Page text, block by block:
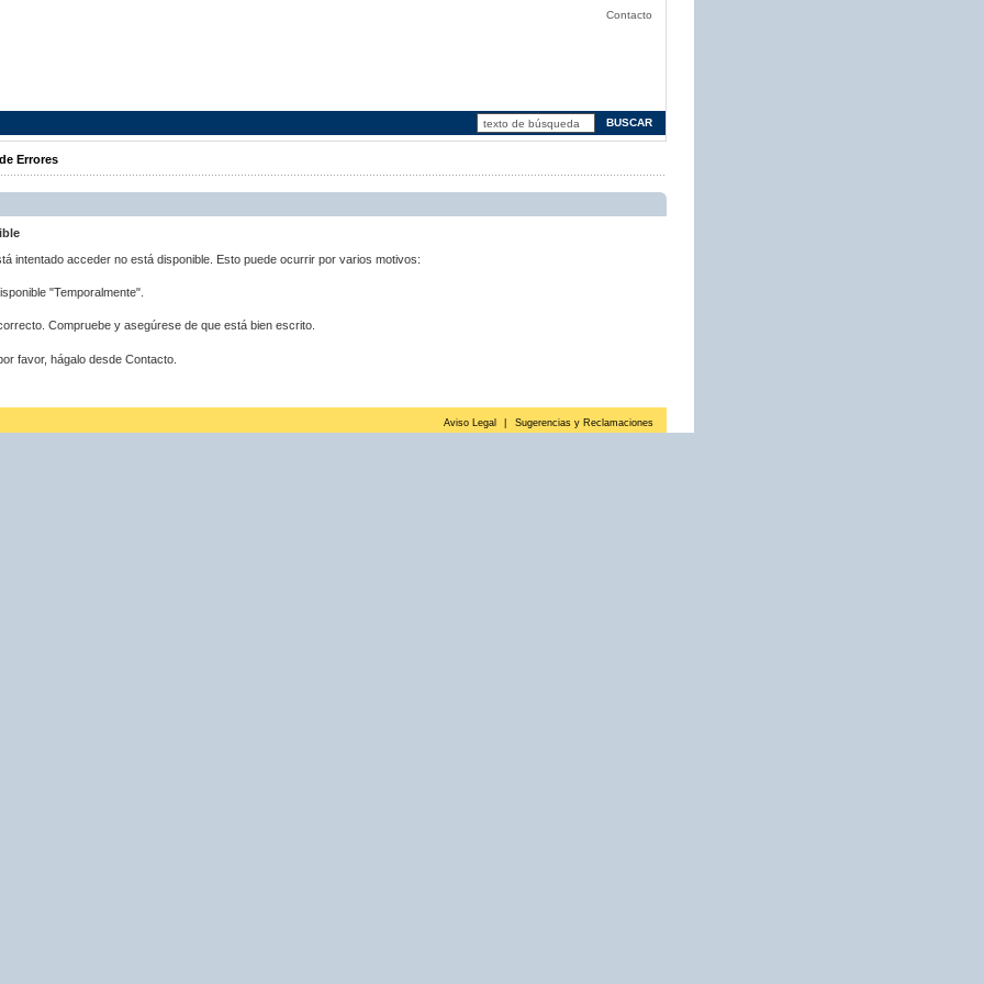
Contacto
Errores
intentado acceder no está disponible. Esto puede ocurrir por varios motivos:
"Temporalmente".
Compruebe y asegúrese de que está bien escrito.
favor, hágalo desde Contacto.
Aviso Legal Sugerencias y Reclamaciones